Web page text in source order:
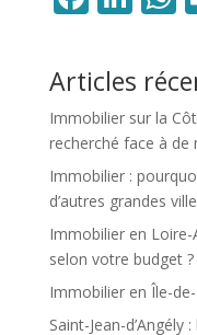
Articles
Immobilier sur la
recherché face à de
Immobilier :
d’autres grandes
Immobilier en
selon votre budget ?
Immobilier en Île-
Saint-Jean-d’Angély